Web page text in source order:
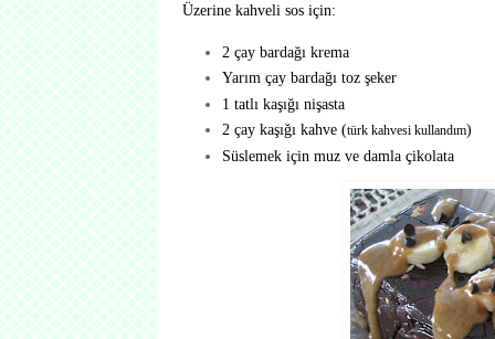
Üzerine kahveli sos için:
2 çay bardağı krema
Yarım çay bardağı toz şeker
1 tatlı kaşığı nişasta
2 çay kaşığı kahve (türk kahvesi kullandım)
Süslemek için muz ve damla çikolata